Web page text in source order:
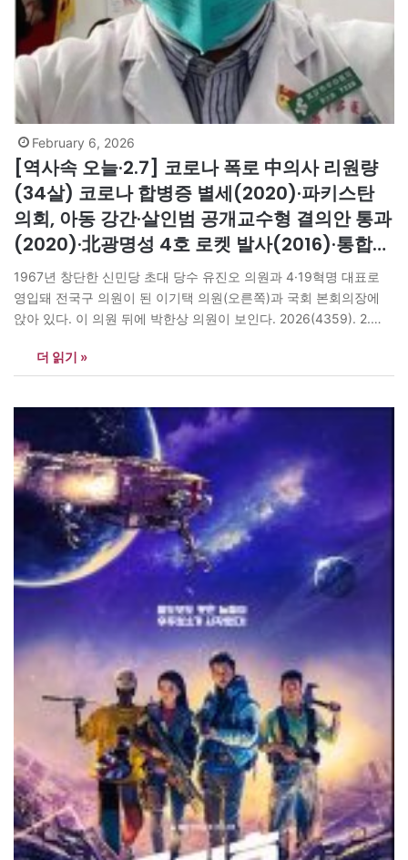
February 6, 2026
[역사속 오늘·2.7] 코로나 폭로 中의사 리원량
(34살) 코로나 합병증 별세(2020)·파키스탄
의회, 아동 강간·살인범 공개교수형 결의안 통과
(2020)·北광명성 4호 로켓 발사(2016)·통합야
당 신민당(당수 유진오) 창당(1967)
1967년 창단한 신민당 초대 당수 유진오 의원과 4·19혁명 대표로
영입돼 전국구 의원이 된 이기택 의원(오른쪽)과 국회 본회의장에
앉아 있다. 이 의원 뒤에 박한상 의원이 보인다. 2026(4359). 2.
어진/ 쇠기러기 한 마리// 찢어진 날개 퍼덕이며/ 무리 찾아 날아간
다/ 꺼억꺼억, 울음보 터뜨리며//…
더 읽기 »